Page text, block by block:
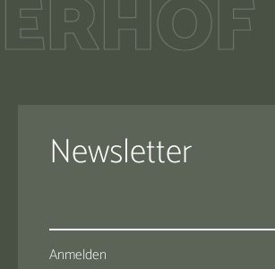
Newsletter
Anmelden